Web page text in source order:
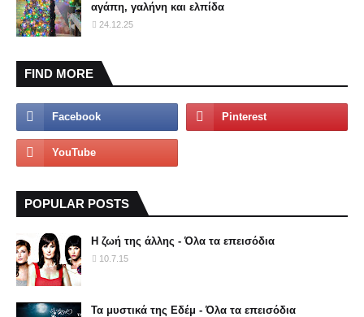
αγάπη, γαλήνη και ελπίδα
24.12.25
FIND MORE
POPULAR POSTS
Η ζωή της άλλης - Όλα τα επεισόδια
10.7.15
Τα μυστικά της Εδέμ - Όλα τα επεισόδια